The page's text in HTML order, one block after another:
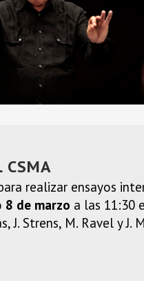
CSMA
realizar ensayos
8 de marzo a las 11:30
J. Strens, M. Ravel y